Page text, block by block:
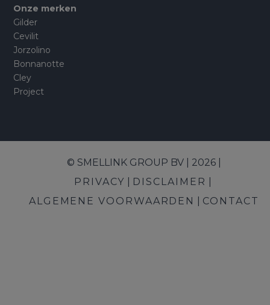
Onze merken
Gilder
Cevilit
Jorzolino
Bonnanotte
Cley
Project
© SMELLINK GROUP BV | 2026 |
PRIVACY
DISCLAIMER
ALGEMENE VOORWAARDEN
CONTACT